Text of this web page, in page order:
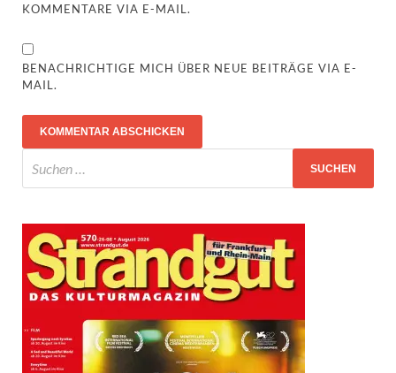
KOMMENTARE VIA E-MAIL.
BENACHRICHTIGE MICH ÜBER NEUE BEITRÄGE VIA E-
MAIL.